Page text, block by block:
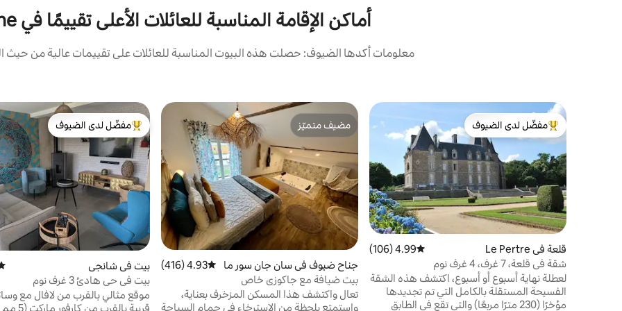
أماكن الإقامة المناسبة للعائلات الأعلى تقييمًا في Mayenne
معلومات أكدها الضيوف: حصلت هذه البيوت المناسبة للعائلات على تقييمات عالية من حيث
من أبرز البيوت المفضّلة لدى الضيوف
مفضّل لدى الضيوف
قلعة في Le Pertre متوسط التقييم 4.99 من 5، 106 مراجعات
4.99 (106)
شقة في قلعة، 7 غرف، 4 غرف نوم
لعطلة نهاية أسبوع أو أسبوع، اكتشف هذه الشقة
الفسيحة المستقلة بالكامل التي تم تجديدها
مؤخرًا (230 مترًا مربعًا) والتي تقع في الطابق
مضيف متميّز
مضيف متميّز
جناح ضيوف في سان جان سور ما
يين
متوسط التقييم 4.93 من 5، 416 مراجعات
4.93 (416)
بيت ضيافة مع جاكوزي خاص
تعال واكتشف هذا المسكن المزخرف بعناية،
واستمتع بلحظة من الاسترخاء في حمام السباحة
من أبرز البيوت المفضّلة لدى الضيوف
مفضّل لدى الضيوف
بيت في شانجي
بيت في حي هادئ 3 غرف نوم
موقع مثالي بالقرب من لافال مع
قريبة